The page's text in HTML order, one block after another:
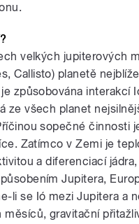
velkých jupiterových
Callisto) planetě
způsobována interakcí
ze všech planet
sopečné činnosti
Zatímco v Zemi je
a diferenciací
Jupitera,
li se Ió mezi Jupitera a
měsíců, gravitační